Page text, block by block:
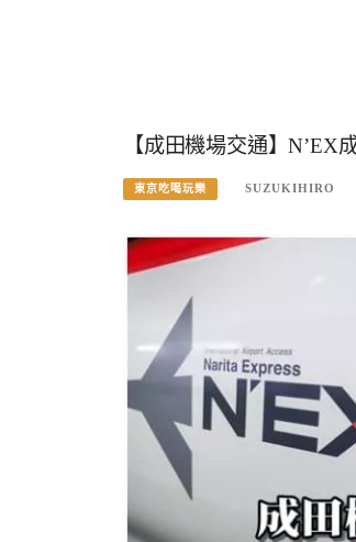
【成田機場交通】
東京吃喝玩樂 SUZUKIHIRO